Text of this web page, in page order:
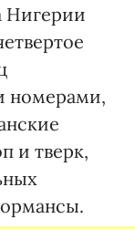
Нигерии
номерами,
и тверк,